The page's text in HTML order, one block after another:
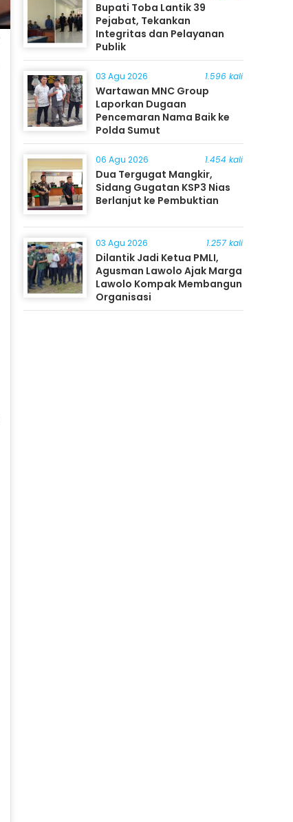
Bupati Toba Lantik 39
Pejabat, Tekankan
Integritas dan Pelayanan
Publik
03 Agu 2026 1.596 kali
Wartawan MNC Group
Laporkan Dugaan
Pencemaran Nama Baik ke
Polda Sumut
06 Agu 2026 1.454 kali
Dua Tergugat Mangkir,
Sidang Gugatan KSP3 Nias
Berlanjut ke Pembuktian
03 Agu 2026 1.257 kali
Dilantik Jadi Ketua PMLI,
Agusman Lawolo Ajak Marga
Lawolo Kompak Membangun
Organisasi